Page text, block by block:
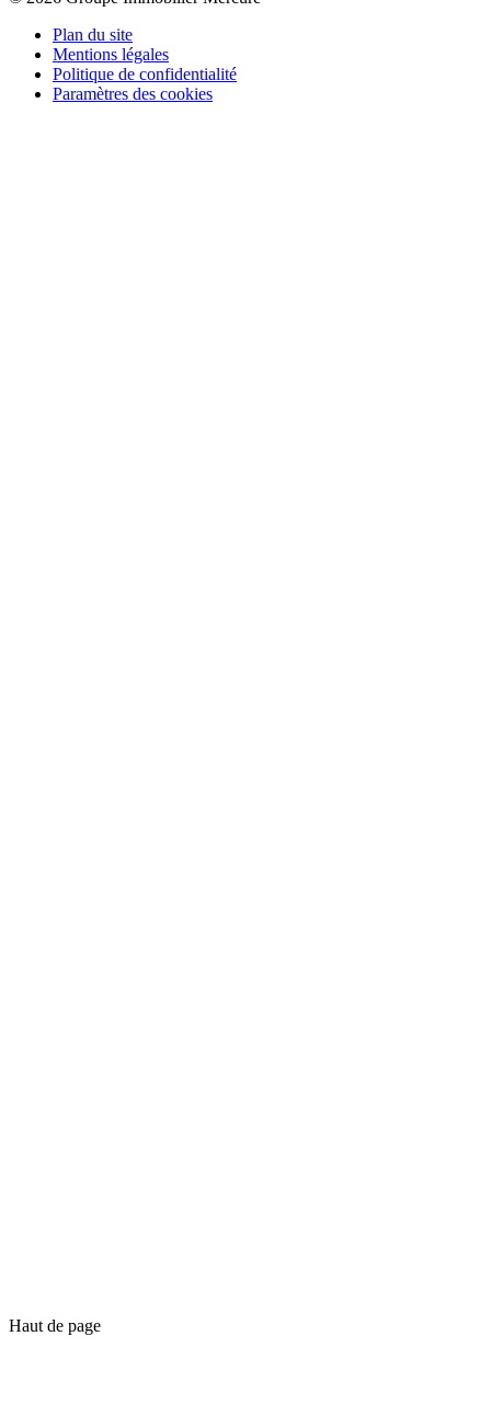
Plan du site
Mentions légales
Politique de confidentialité
Paramètres des cookies
Haut de page